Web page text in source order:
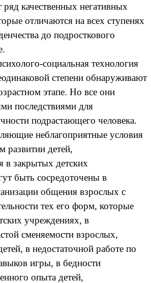
качественных негативных
отличаются на всех ступенях
до подросткового
социальная технология
степени обнаруживают
этапе. Но все они
последствиями для
подрастающего человека.
неблагоприятные условия
развитии детей,
в закрытых детских
быть сосредоточены в
общения взрослых с
тех его форм, которые
учреждениях, в
сменяемости взрослых,
в недостаточной работе по
игры, в бедности
опыта детей,